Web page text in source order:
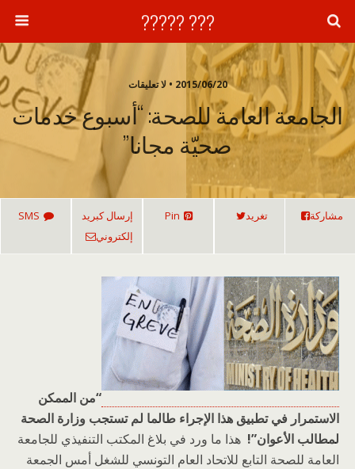
??? ?????
2015/06/20 • لا تعليقات
الجامعة العامة للصحة: “أسبوع خدمات
صحيّة مجانا”
مشاركة تغريد Pin
إرسال كبريد
إلكتروني
SMS
“من الممكن
الاستمرار في تطبيق هذا الإجراء طالما لم تستجب وزارة الصحة
لمطالب الأعوان”! هذا ما ورد في بلاغ المكتب التنفيذي للجامعة
العامة للصحة التابع للاتحاد العام التونسي للشغل أمس الجمعة